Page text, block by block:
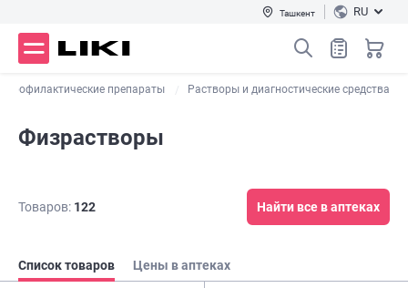
Ташкент RU
профилактические препараты Растворы и диагностические средства
Физрастворы
Товаров: 122 Найти все в аптеках
Список товаров Цены в аптеках